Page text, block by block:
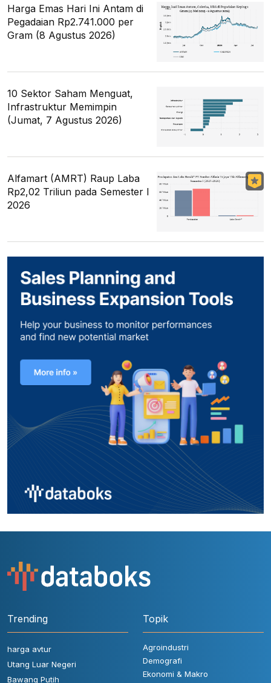
Harga Emas Hari Ini Antam di
Pegadaian Rp2.741.000 per
Gram (8 Agustus 2026)
10 Sektor Saham Menguat,
Infrastruktur Memimpin
(Jumat, 7 Agustus 2026)
Alfamart (AMRT) Raup Laba
Rp2,02 Triliun pada Semester I
2026
Trending
harga avtur
Utang Luar Negeri
Bawang Putih
Topik
Agroindustri
Demografi
Ekonomi & Makro